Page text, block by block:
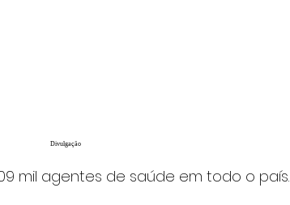
Divulgação
mil agentes de saúde em todo o país.